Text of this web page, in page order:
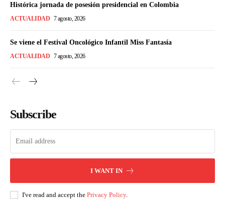
Histórica jornada de posesión presidencial en Colombia
ACTUALIDAD 7 agosto, 2026
Se viene el Festival Oncológico Infantil Miss Fantasía
ACTUALIDAD 7 agosto, 2026
Subscribe
I WANT IN
I've read and accept the Privacy Policy.